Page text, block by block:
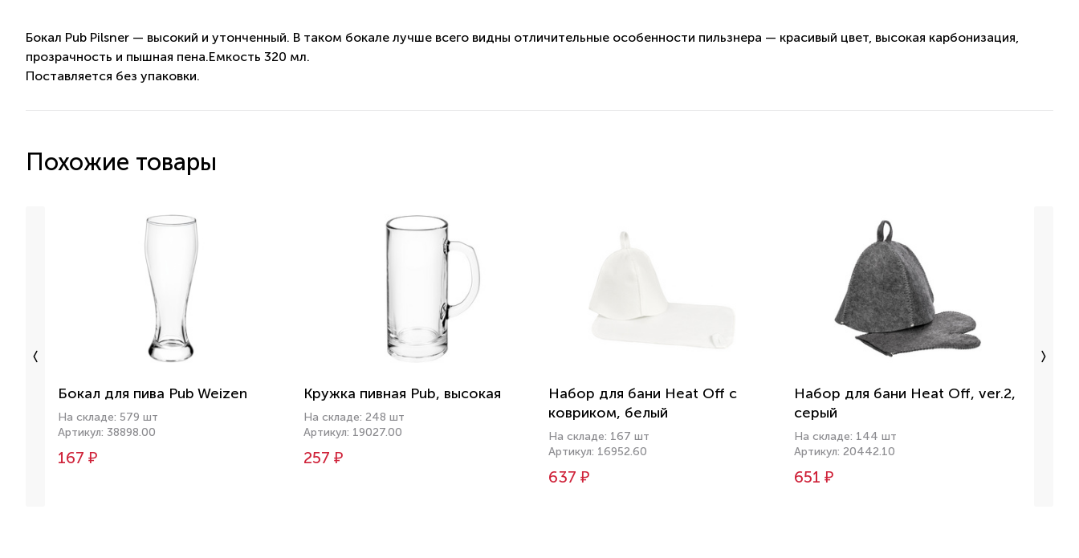
Бокал Pub Pilsner — высокий и утонченный. В таком бокале лучше всего видны отличительные особенности пильзнера — красивый цвет, высокая карбонизация,
прозрачность и пышная пена.Емкость 320 мл.
Поставляется без упаковки.
Похожие товары
Бокал для пива Pub Weizen
На складе: 579 шт
Артикул: 38898.00
167 ₽
Кружка пивная Pub, высокая
На складе: 248 шт
Артикул: 19027.00
257 ₽
Набор для бани Heat Off с
ковриком, белый
На складе: 167 шт
Артикул: 16952.60
637 ₽
Набор для бани Heat Off, ver.2,
серый
На складе: 144 шт
Артикул: 20442.10
651 ₽